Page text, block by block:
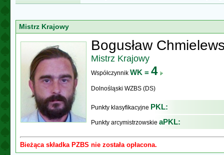
Mistrz Krajowy
Bogusław
Mistrz Krajowy
Współczynnik WK = 4
Dolnośląski WZBS (DS)
Punkty klasyfikacyjne PKL:
Punkty arcymistrzowskie aPKL:
Bieżąca składka PZBS nie została opłacona.